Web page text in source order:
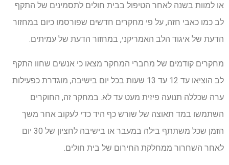
או למוות בשנה לאחר הטיפול בבית חולים לתסמינים של התקף
לב כמו כאבי חזה, על פי מחקרים חדשים שפורסמו כיום במחזור
הדעת של איגוד הלב האמריקני, במחזור הדעת של עמיתים.
מחקרים קודמים של מחברי המחקר מצאו כי אנשים שחוו התקף
לב הוציאו עד 12 עד 13 שעות בכל יום בישיבה, מוגדרת כפעילות
ערה שכללה תנועה פיזית מעט עד לא. במחקר זה, החוקרים
השתמשו במד תאוצה של שורש כף היד כדי לעקוב אחר משך
הזמן שכל משתתף בילה במעבר או בישיבה לחציון של 30 יום
לאחר השחרור ממחלקת החירום של בית חולים.